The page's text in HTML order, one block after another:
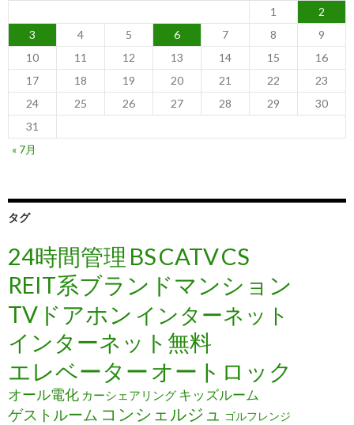
1
2
3
4 5 6 7 8
9
10
11 12 13 14 15
16
17
18 19 20 21 22
23
24
25 26 27 28 29
30
31
« 7月
タグ
24時間管理 BSCATVCS
REIT系ブランドマンション
TVドアホン インターネット
インターネット無料
エレベーター オートロック
オール電化 カーシェアリング キッズルーム
ゲストルーム コンシェルジュ ゴルフレンジ